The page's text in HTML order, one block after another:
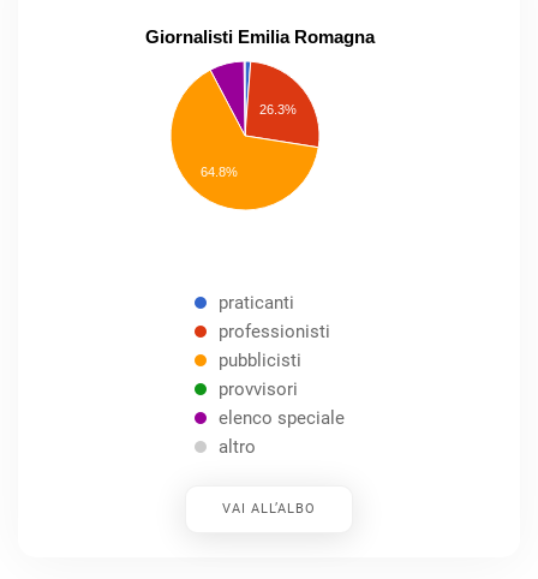
Giornalisti Emilia Romagna
26.3%
64.8%
praticanti
professionisti
pubblicisti
provvisori
elenco speciale
altro
VAI ALL’ALBO